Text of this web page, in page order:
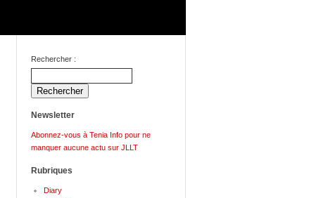
Rechercher :
Newsletter
Abonnez-vous à Tenia Info pour ne
manquer aucune actu sur JLLT
Rubriques
Diary